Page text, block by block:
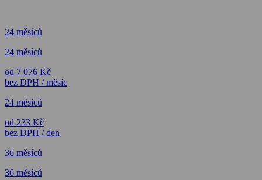
24 měsíců
24 měsíců
od 7 076 Kč
bez DPH / měsíc
24 měsíců
od 233 Kč
bez DPH / den
36 měsíců
36 měsíců